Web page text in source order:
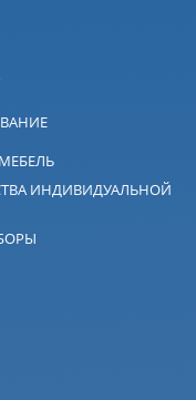
ИНДИВИДУАЛЬНОЙ